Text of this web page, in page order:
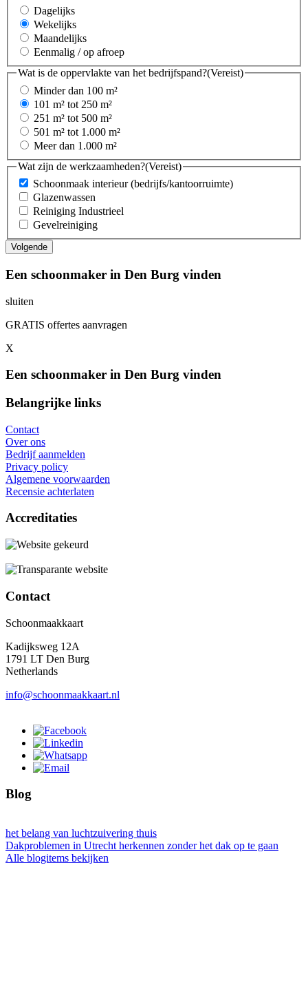
Dagelijks
Wekelijks
Maandelijks
Eenmalig / op afroep
Wat is de oppervlakte van het bedrijfspand?(Vereist)
Minder dan 100 m²
101 m² tot 250 m²
251 m² tot 500 m²
501 m² tot 1.000 m²
Meer dan 1.000 m²
Wat zijn de werkzaamheden?(Vereist)
Schoonmaak interieur (bedrijfs/kantoorruimte)
Glazenwassen
Reiniging Industrieel
Gevelreiniging
Een schoonmaker in Den Burg vinden
sluiten
GRATIS offertes aanvragen
X
Een schoonmaker in Den Burg vinden
Belangrijke links
Contact
Over ons
Bedrijf aanmelden
Privacy policy
Algemene voorwaarden
Recensie achterlaten
Accreditaties
Contact
Schoonmaakkaart
Kadijksweg 12A
1791 LT Den Burg
Netherlands
info@schoonmaakkaart.nl
Blog
het belang van luchtzuivering thuis
Dakproblemen in Utrecht herkennen zonder het dak op te gaan
Alle blogitems bekijken